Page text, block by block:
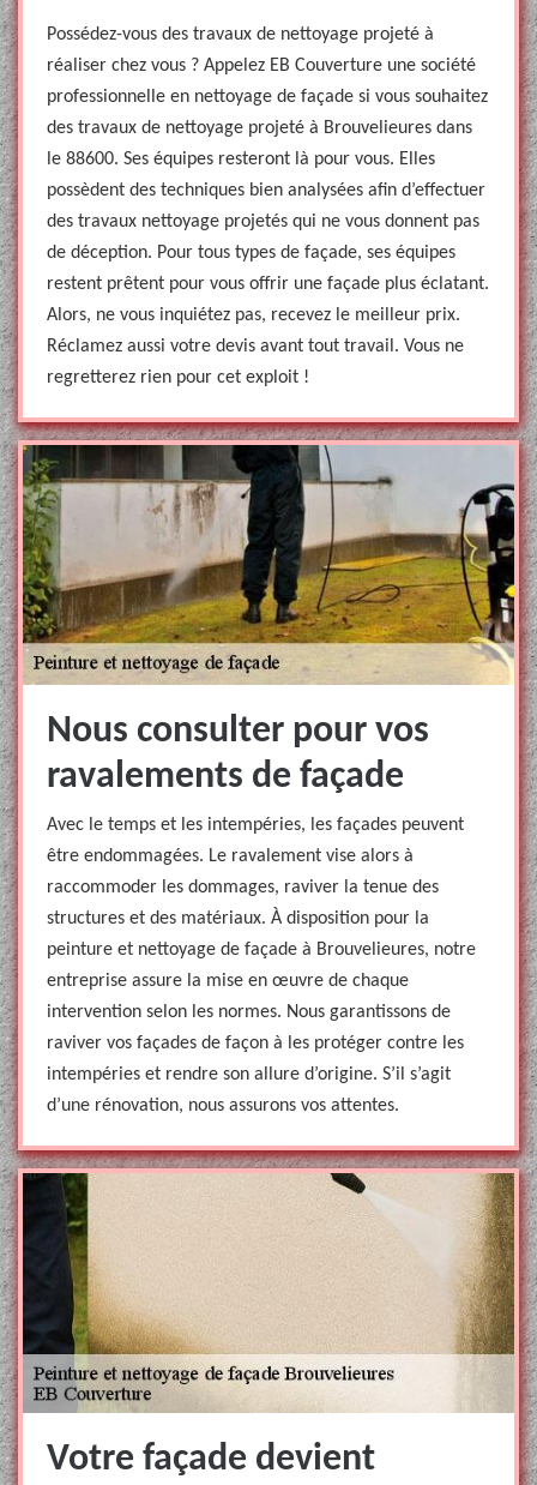
Possédez-vous des travaux de nettoyage projeté à
réaliser chez vous ? Appelez EB Couverture une société
professionnelle en nettoyage de façade si vous souhaitez
des travaux de nettoyage projeté à Brouvelieures dans
le 88600. Ses équipes resteront là pour vous. Elles
possèdent des techniques bien analysées afin d’effectuer
des travaux nettoyage projetés qui ne vous donnent pas
de déception. Pour tous types de façade, ses équipes
restent prêtent pour vous offrir une façade plus éclatant.
Alors, ne vous inquiétez pas, recevez le meilleur prix.
Réclamez aussi votre devis avant tout travail. Vous ne
regretterez rien pour cet exploit !
Nous consulter pour vos
ravalements de façade
Avec le temps et les intempéries, les façades peuvent
être endommagées. Le ravalement vise alors à
raccommoder les dommages, raviver la tenue des
structures et des matériaux. À disposition pour la
peinture et nettoyage de façade à Brouvelieures, notre
entreprise assure la mise en œuvre de chaque
intervention selon les normes. Nous garantissons de
raviver vos façades de façon à les protéger contre les
intempéries et rendre son allure d’origine. S’il s’agit
d’une rénovation, nous assurons vos attentes.
Votre façade devient